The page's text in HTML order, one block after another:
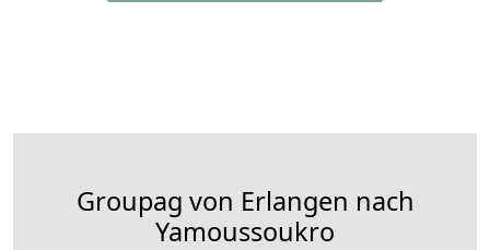
Groupag von Erlangen nach
Yamoussoukro